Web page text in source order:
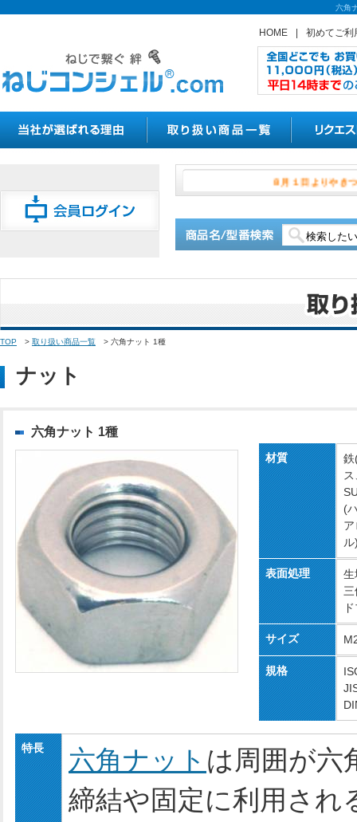
六角
HOME 初めてご利
８月１日
TOP > 取り扱い商品一覧 > 六角ナット 1種
ナット
六角ナット 1種
材質
鉄
(
表面処理
生
サイズ
規格
特長 六角ナット は周囲が六
締結や固定に利用され